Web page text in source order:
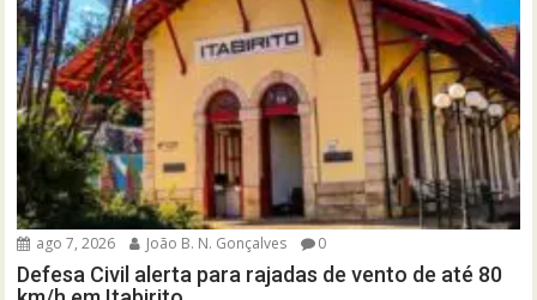
ago 7, 2026 João B. N. Gonçalves 0
Defesa Civil alerta para rajadas de vento de até 80